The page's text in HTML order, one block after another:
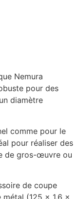
Nemura
pour des
diamètre
comme pour le
pour réaliser des
de gros-œuvre ou
de coupe